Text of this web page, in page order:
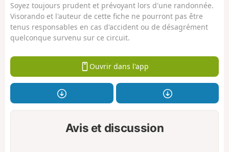
Soyez toujours prudent et prévoyant lors d'une randonnée.
Visorando et l'auteur de cette fiche ne pourront pas être
tenus responsables en cas d'accident ou de désagrément
quelconque survenu sur ce circuit.
Ouvrir dans l'app
Avis et discussion